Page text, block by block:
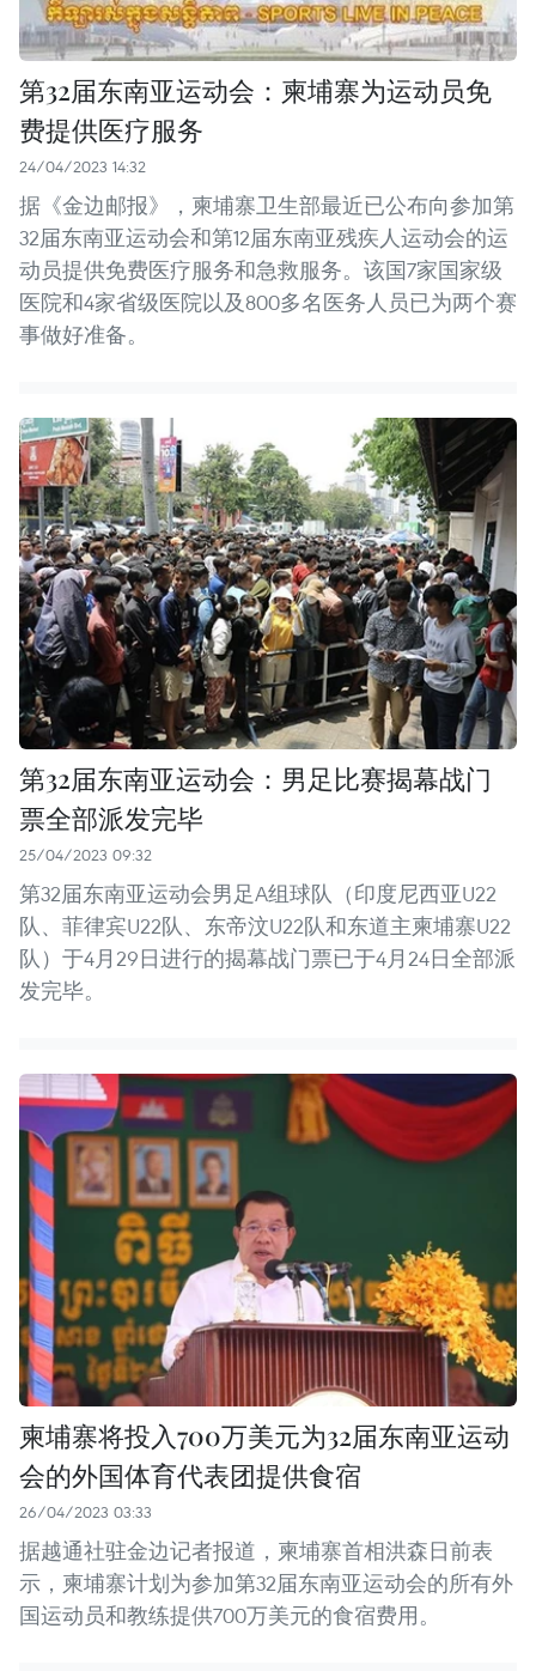
第32届东南亚运动会：柬埔寨为运动员免
费提供医疗服务
24/04/2023 14:32
据《金边邮报》，柬埔寨卫生部最近已公布向参加第
32届东南亚运动会和第12届东南亚残疾人运动会的运
动员提供免费医疗服务和急救服务。该国7家国家级
医院和4家省级医院以及800多名医务人员已为两个赛
事做好准备。
第32届东南亚运动会：男足比赛揭幕战门
票全部派发完毕
25/04/2023 09:32
第32届东南亚运动会男足A组球队（印度尼西亚U22
队、菲律宾U22队、东帝汶U22队和东道主柬埔寨U22
队）于4月29日进行的揭幕战门票已于4月24日全部派
发完毕。
柬埔寨将投入700万美元为32届东南亚运动
会的外国体育代表团提供食宿
26/04/2023 03:33
据越通社驻金边记者报道，柬埔寨首相洪森日前表
示，柬埔寨计划为参加第32届东南亚运动会的所有外
国运动员和教练提供700万美元的食宿费用。